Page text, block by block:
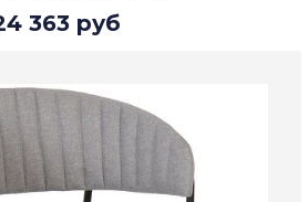
363 руб